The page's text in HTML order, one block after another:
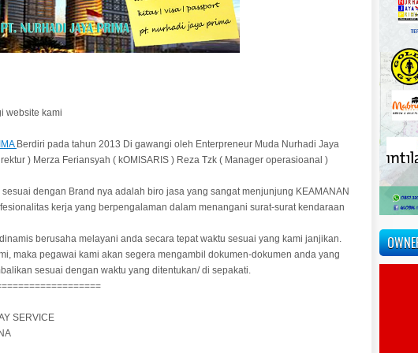
website kami
Berdiri pada tahun 2013 Di gawangi oleh Enterpreneur Muda Nurhadi Jaya
) Merza Feriansyah ( kOMISARIS ) Reza Tzk ( Manager operasioanal )
dengan Brand nya adalah biro jasa yang sangat menjunjung KEAMANAN
kerja yang berpengalaman dalam menangani surat-surat kendaraan
berusaha melayani anda secara tepat waktu sesuai yang kami janjikan.
maka pegawai kami akan segera mengambil dokumen-dokumen anda yang
sesuai dengan waktu yang ditentukan/ di sepakati.
SERVICE